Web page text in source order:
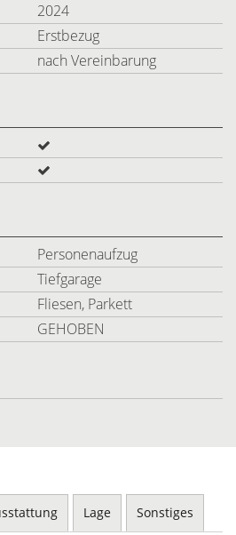
2024
Erstbezug
nach Vereinbarung
Personenaufzug
Tiefgarage
Fliesen, Parkett
GEHOBEN
Lage Sonstiges